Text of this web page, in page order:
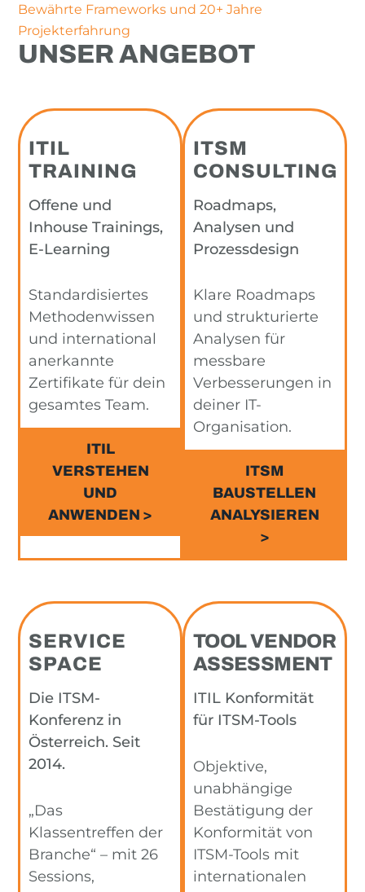
Bewährte Frameworks und 20+ Jahre
Projekterfahrung
UNSER ANGEBOT
ITIL
TRAINING
Offene und
Inhouse Trainings,
E-Learning
Standardisiertes
Methodenwissen
und international
anerkannte
Zertifikate für dein
gesamtes Team.
ITIL
VERSTEHEN
UND
ANWENDEN >
ITSM
CONSULTING
Roadmaps,
Analysen und
Prozessdesign
Klare Roadmaps
und strukturierte
Analysen für
messbare
Verbesserungen in
deiner IT-
Organisation.
ITSM
BAUSTELLEN
ANALYSIEREN
>
SERVICE
SPACE
Die ITSM-
Konferenz in
Österreich. Seit
2014.
„Das
Klassentreffen der
Branche“ – mit 26
Sessions,
TOOL VENDOR
ASSESSMENT
ITIL Konformität
für ITSM-Tools
Objektive,
unabhängige
Bestätigung der
Konformität von
ITSM-Tools mit
internationalen